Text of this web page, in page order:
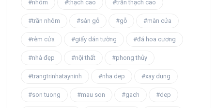
#nhôm #thạch cao #trần thạch cao
#trần nhôm #sàn gỗ #gỗ #màn cửa
#rèm cửa #giấy dán tường #đá hoa cương
#nhà đẹp #nội thất #phong thủy
#trangtrinhatayninh #nha dep #xay dung
#son tuong #mau son #gach #dep